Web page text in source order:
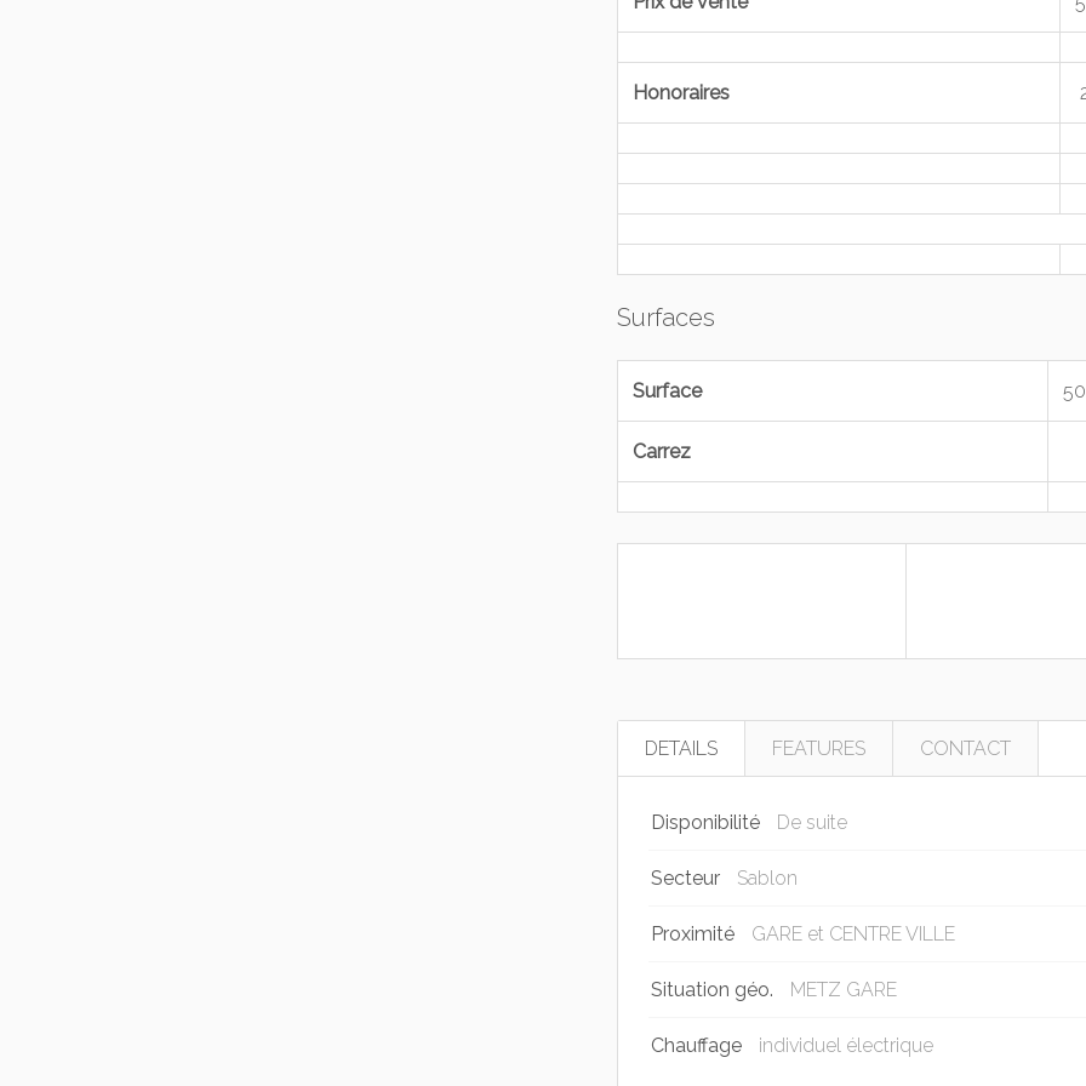
Honoraires
Surfaces
Surface
Carrez
DETAILS FEATURES CONTACT
Disponibilité De suite
Secteur Sablon
Proximité GARE et CENTRE VILLE
Situation géo. METZ GARE
Chauffage individuel électrique